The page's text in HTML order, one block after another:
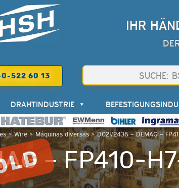
IHR
522 60 13
>Wire> Máquinas diversas>D02I/2436 – DEMAG –
DRAHTINDUSTRIE
– FP410-